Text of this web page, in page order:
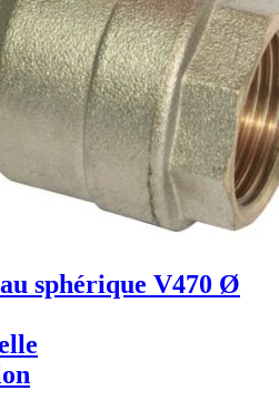
sphérique V470 Ø